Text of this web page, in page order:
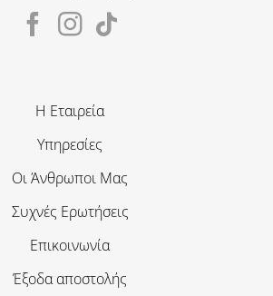
Η Εταιρεία
Υπηρεσίες
Οι Άνθρωποι Μας
Συχνές Ερωτήσεις
Επικοινωνία
Έξοδα αποστολής